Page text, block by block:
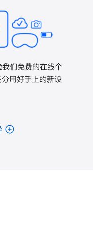
们免费的在线个
分用好手上的新设